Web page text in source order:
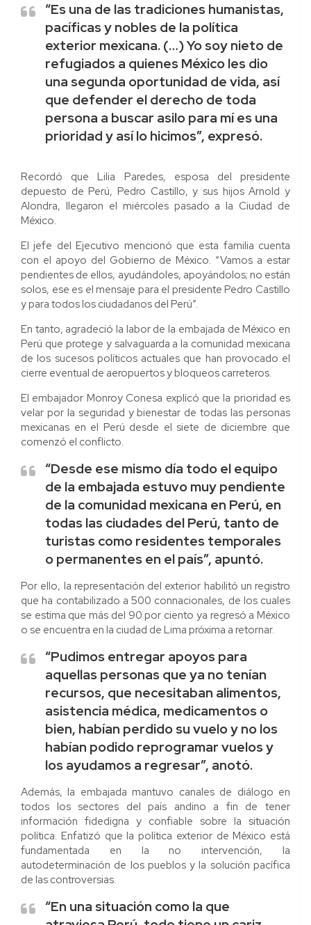
“Es una de las tradiciones humanistas,
pacíficas y nobles de la política
exterior mexicana. (…) Yo soy nieto de
refugiados a quienes México les dio
una segunda oportunidad de vida, así
que defender el derecho de toda
persona a buscar asilo para mí es una
prioridad y así lo hicimos”, expresó.
Recordó que Lilia Paredes, esposa del presidente
depuesto de Perú, Pedro Castillo, y sus hijos Arnold y
Alondra, llegaron el miércoles pasado a la Ciudad de
México.
El jefe del Ejecutivo mencionó que esta familia cuenta
con el apoyo del Gobierno de México. “Vamos a estar
pendientes de ellos, ayudándoles, apoyándolos; no están
solos, ese es el mensaje para el presidente Pedro Castillo
y para todos los ciudadanos del Perú”.
En tanto, agradeció la labor de la embajada de México en
Perú que protege y salvaguarda a la comunidad mexicana
de los sucesos políticos actuales que han provocado el
cierre eventual de aeropuertos y bloqueos carreteros.
El embajador Monroy Conesa explicó que la prioridad es
velar por la seguridad y bienestar de todas las personas
mexicanas en el Perú desde el siete de diciembre que
comenzó el conflicto.
“Desde ese mismo día todo el equipo
de la embajada estuvo muy pendiente
de la comunidad mexicana en Perú, en
todas las ciudades del Perú, tanto de
turistas como residentes temporales
o permanentes en el país”, apuntó.
Por ello, la representación del exterior habilitó un registro
que ha contabilizado a 500 connacionales, de los cuales
se estima que más del 90 por ciento ya regresó a México
o se encuentra en la ciudad de Lima próxima a retornar.
“Pudimos entregar apoyos para
aquellas personas que ya no tenían
recursos, que necesitaban alimentos,
asistencia médica, medicamentos o
bien, habían perdido su vuelo y no los
habían podido reprogramar vuelos y
los ayudamos a regresar”, anotó.
Además, la embajada mantuvo canales de diálogo en
todos los sectores del país andino a fin de tener
información fidedigna y confiable sobre la situación
política. Enfatizó que la política exterior de México está
fundamentada en la no intervención, la
autodeterminación de los pueblos y la solución pacífica
de las controversias.
“En una situación como la que